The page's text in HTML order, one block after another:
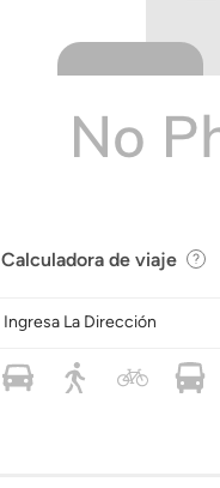
Calculadora de viaje
Ingresa La Dirección